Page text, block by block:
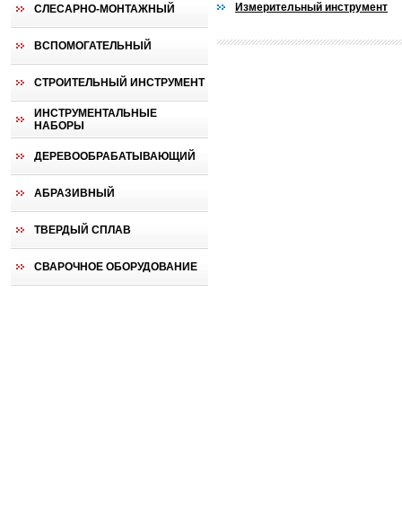
СЛЕСАРНО-МОНТАЖНЫЙ
ВСПОМОГАТЕЛЬНЫЙ
СТРОИТЕЛЬНЫЙ ИНСТРУМЕНТ
ИНСТРУМЕНТАЛЬНЫЕ
НАБОРЫ
ДЕРЕВООБРАБАТЫВАЮЩИЙ
АБРАЗИВНЫЙ
ТВЕРДЫЙ СПЛАВ
СВАРОЧНОЕ ОБОРУДОВАНИЕ
Измерительный инструмент